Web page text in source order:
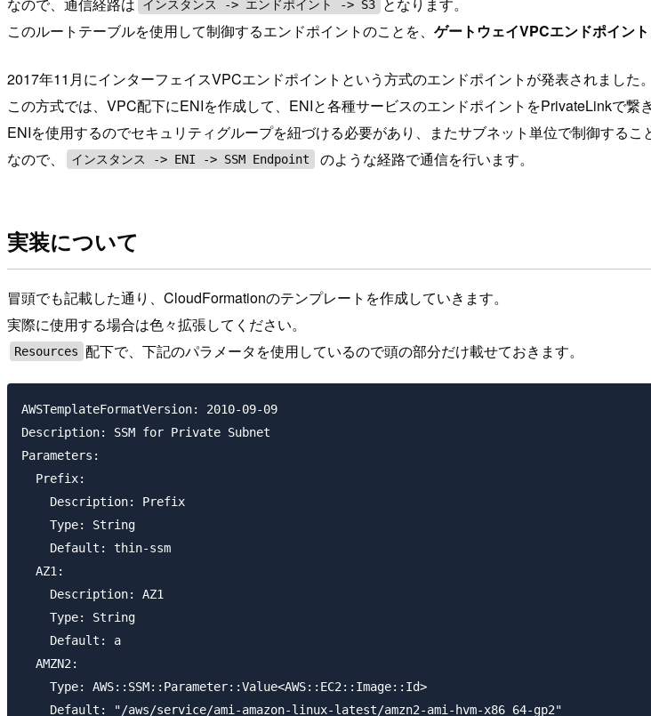
なので、通信経路は
インスタンス -> エンドポイント -> S3
となります。
このルートテーブルを使用して制御するエンドポイントのことを、 ゲートウェイVPCエンドポイント
2017年11月にインターフェイスVPCエンドポイントという方式のエンドポイントが発表されました。
この方式では、VPC配下にENIを作成して、ENIと各種サービスのエンドポイントをPrivateLinkで繋ぎ
ENIを使用するのでセキュリティグループを紐づける必要があり、またサブネット単位で制御するこ
なので、
インスタンス -> ENI -> SSM Endpoint のような経路で通信を行います。
実装について
冒頭でも記載した通り、CloudFormationのテンプレートを作成していきます。
実際に使用する場合は色々拡張してください。
Resources 配下で、下記のパラメータを使用しているので頭の部分だけ載せておきます。
AWSTemplateFormatVersion: 2010-09-09
Description: SSM for Private Subnet
Parameters:
  Prefix:
    Description: Prefix
    Type: String
    Default: thin-ssm
  AZ1:
    Description: AZ1
    Type: String
    Default: a
  AMZN2:
    Type: AWS::SSM::Parameter::Value<AWS::EC2::Image::Id>